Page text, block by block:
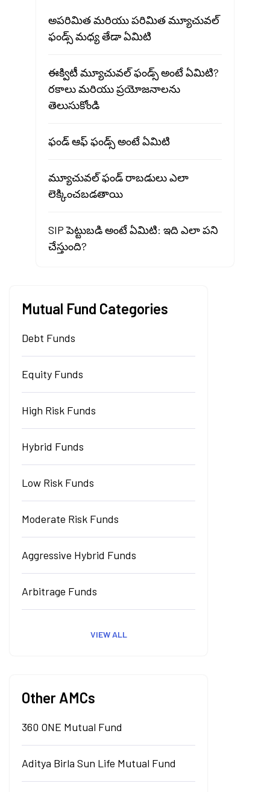
అపరిమిత మరియు పరిమిత మ్యూచువల్
ఫండ్స్ మధ్య తేడా ఏమిటి
ఈక్విటీ మ్యూచువల్ ఫండ్స్ అంటే ఏమిటి?
రకాలు మరియు ప్రయోజనాలను
తెలుసుకోండి
ఫండ్ ఆఫ్ ఫండ్స్ అంటే ఏమిటి
మ్యూచువల్ ఫండ్ రాబడులు ఎలా
లెక్కించబడతాయి
SIP పెట్టుబడి అంటే ఏమిటి: ఇది ఎలా పని
చేస్తుంది?
Mutual Fund Categories
Debt Funds
Equity Funds
High Risk Funds
Hybrid Funds
Low Risk Funds
Moderate Risk Funds
Aggressive Hybrid Funds
Arbitrage Funds
VIEW ALL
Other AMCs
360 ONE Mutual Fund
Aditya Birla Sun Life Mutual Fund